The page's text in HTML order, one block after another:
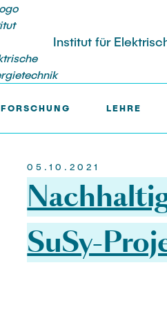
Institut für
FORSCHUNG
Publikationen
LEHRE
05.10.2021
SuSy-